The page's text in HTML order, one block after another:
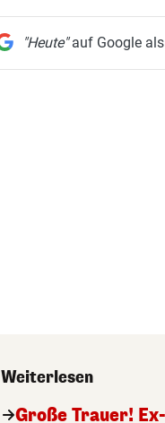
"Heute"auf Google als
Weiterlesen
Große Trauer!